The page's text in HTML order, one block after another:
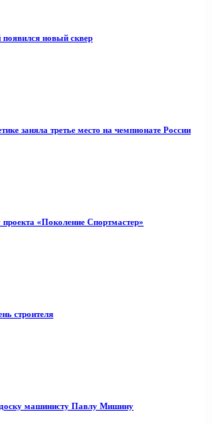
новый сквер
заняла третье место на чемпионате России
«Поколение Спортмастер»
строителя
машинисту Павлу Мишину